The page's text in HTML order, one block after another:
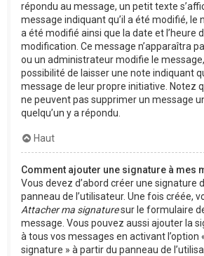
répondu au message, un petit texte
message indiquant qu’il a été modifié, le
a été modifié ainsi que la date et l’heure
modification. Ce message n’apparaîtra
ou un administrateur modifie le
possibilité de laisser une note indiquant
message de leur propre initiative. Notez
ne peuvent pas supprimer un message
quelqu’un y a répondu.
Haut
Comment ajouter une signature à mes
Vous devez d’abord créer une signature
panneau de l’utilisateur. Une fois créée,
Attacher ma signaturesur le formulaire
message. Vous pouvez aussi ajouter la
à tous vos messages en activant l’option
signature » à partir du panneau de